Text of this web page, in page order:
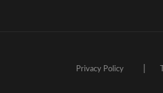
Privacy Policy